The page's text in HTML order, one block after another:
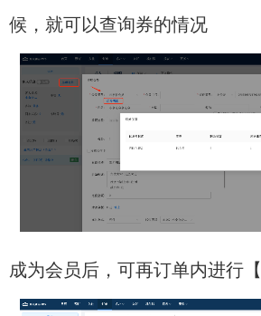
候，就可以查询券的情况
成为会员后，可再订单内进行【